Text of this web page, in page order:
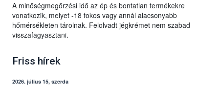
A minőségmegőrzési idő az ép és bontatlan termékekre
vonatkozik, melyet -18 fokos vagy annál alacsonyabb
hőmérsékleten tárolnak. Felolvadt jégkrémet nem szabad
visszafagyasztani.
Friss hírek
2026. július 15, szerda